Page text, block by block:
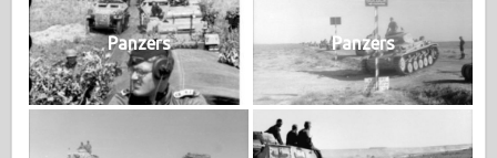
Panzers Panzers